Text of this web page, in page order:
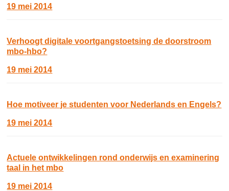
19 mei 2014
Verhoogt digitale voortgangstoetsing de doorstroom
mbo-hbo?
19 mei 2014
Hoe motiveer je studenten voor Nederlands en Engels?
19 mei 2014
Actuele ontwikkelingen rond onderwijs en examinering
taal in het mbo
19 mei 2014